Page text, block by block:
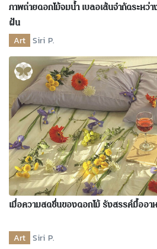
ภาพถ่ายดอกไม้จมน้ำ เบลอเส้นจำกัดระหว่
ฝัน
Art Siri P.
เมื่อความสดชื่นของดอกไม้ รังสรรค์มื้ออา
Art Siri P.